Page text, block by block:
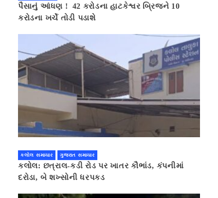
પૈસાનું આંધણ ! 42 કરોડના હાટકેશ્વર બ્રિજને 10
કરોડના ખર્ચે તોડી પડાશે
કલોલ સમાચાર ગુજરાત સમાચાર
કલોલ: છત્રાલ-કડી રોડ પર ખાતર કૌભાંડ, કંપનીમાં
દરોડા, બે શખ્સોની ધરપકડ